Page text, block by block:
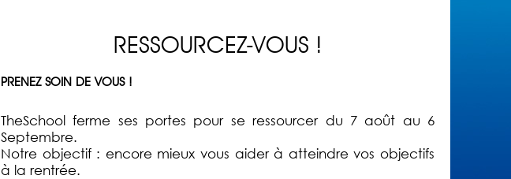
RESSOURCEZ-VOUS !
PRENEZ SOIN DE VOUS !
TheSchool ferme ses portes pour se ressourcer du 7 août au 6
Septembre.
Notre objectif : encore mieux vous aider à atteindre vos objectifs
à la rentrée.